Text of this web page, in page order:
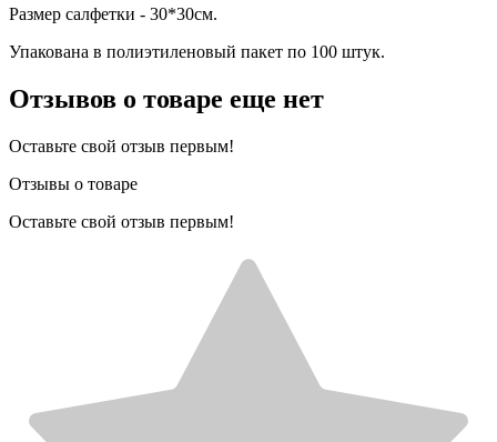
Размер салфетки - 30*30см.
Упакована в полиэтиленовый пакет по 100 штук.
Отзывов о товаре еще нет
Оставьте свой отзыв первым!
Отзывы о товаре
Оставьте свой отзыв первым!